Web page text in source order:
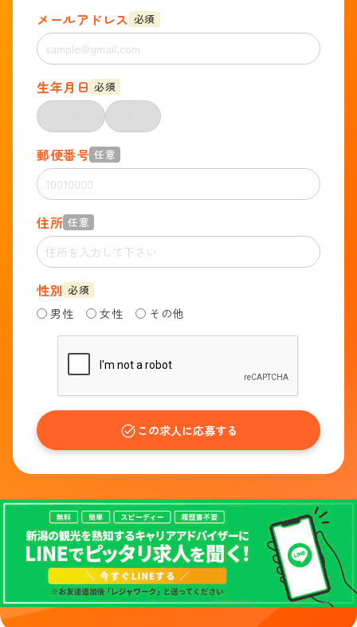
メールアドレス 必須
生年月日 必須
郵便番号 任意
住所 任意
性別 必須
男性 女性 その他
この求人に応募する